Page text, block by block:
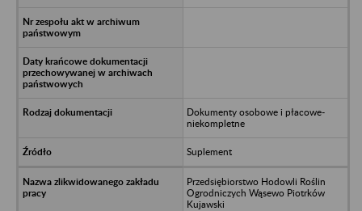
Dokumenty osobowe i płacowe-
niekompletne
Suplement
Przedsiębiorstwo Hodowli Roślin
Ogrodniczych Wąsewo Piotrków
Kujawski